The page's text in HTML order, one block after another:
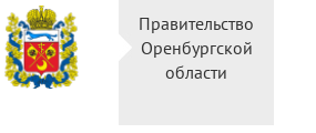
Правительство
Оренбургской
области